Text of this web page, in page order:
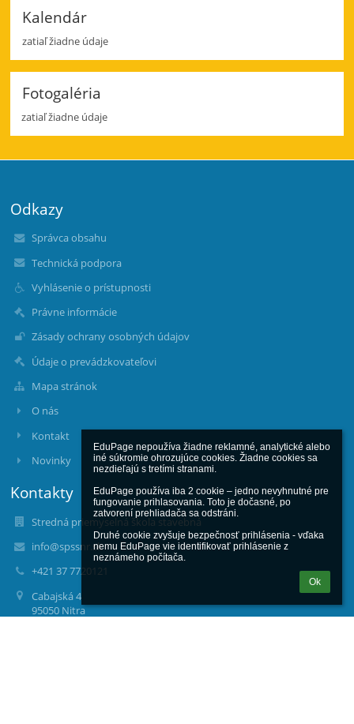
EduPage nepoužíva žiadne reklamné, analytické alebo
iné súkromie ohrozujúce cookies. Žiadne cookies sa
nezdieľajú s tretími stranami.
EduPage používa iba 2 cookie – jedno nevyhnutné pre
fungovanie prihlasovania. Toto je dočasné, po
zatvorení prehliadača sa odstráni.
Druhé cookie zvyšuje bezpečnosť prihlásenia - vďaka
nemu EduPage vie identifikovať prihlásenie z
neznámeho počítača.
Ok
Kalendár
zatiaľ žiadne údaje
Fotogaléria
zatiaľ žiadne údaje
Odkazy
Správca obsahu
Technická podpora
Vyhlásenie o prístupnosti
Právne informácie
Zásady ochrany osobných údajov
Údaje o prevádzkovateľovi
Mapa stránok
O nás
Kontakt
Novinky
Kontakty
Stredná priemyselná škola stavebná
info@spssnr.sk
+421 37 7720121
Cabajská 4
95050 Nitra